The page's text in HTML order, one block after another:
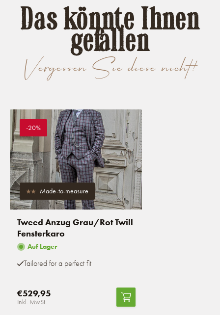
Vergessen Sie diese nicht!
Das könnte Ihnen
gefallen
-20%
Made-to-measure
Tweed Anzug Grau/Rot Twill
Fensterkaro
Auf Lager
Tailored for a perfect fit
€529,95
Inkl. MwSt.